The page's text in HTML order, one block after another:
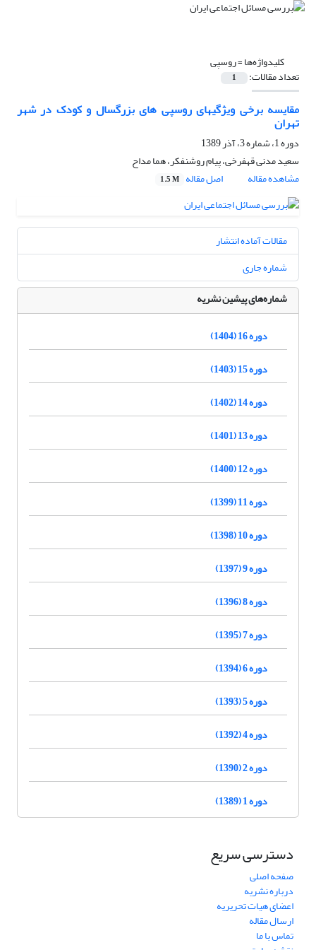
کلیدواژه‌ها =روسپی
تعداد مقالات: 1
مقایسه برخی ویژگیهای روسپی های بزرگسال و کودک در شهر
تهران
دوره 1، شماره 3، آذر 1389
سعید مدنی قهفرخی، پیام روشنفکر، هما مداح
مشاهده مقاله
اصل مقاله 1.5 M
مقالات آماده انتشار
شماره جاری
شماره‌های پیشین نشریه
دوره 16 (1404)
دوره 15 (1403)
دوره 14 (1402)
دوره 13 (1401)
دوره 12 (1400)
دوره 11 (1399)
دوره 10 (1398)
دوره 9 (1397)
دوره 8 (1396)
دوره 7 (1395)
دوره 6 (1394)
دوره 5 (1393)
دوره 4 (1392)
دوره 2 (1390)
دوره 1 (1389)
دسترسی سریع
صفحه اصلی
درباره نشریه
اعضای هیات تحریریه
ارسال مقاله
تماس با ما